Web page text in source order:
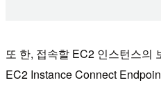
또 한, 접속할 EC2 인스턴스의
EC2 Instance Connect